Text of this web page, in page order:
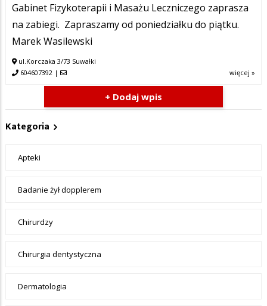
Gabinet Fizykoterapii i Masażu Leczniczego zaprasza
na zabiegi. Zapraszamy od poniedziałku do piątku.
Marek Wasilewski
ul.Korczaka 3/73 Suwałki
604607392 | więcej »
+ Dodaj wpis
Kategoria
Apteki
Badanie żył dopplerem
Chirurdzy
Chirurgia dentystyczna
Dermatologia